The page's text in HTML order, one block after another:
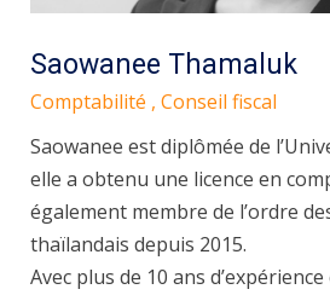
Saowanee Thamaluk
Comptabilité , Conseil fiscal
Saowanee est diplômée de
elle a obtenu une licence en
également membre de l’ordre
thaïlandais depuis 2015.
Avec plus de 10 ans